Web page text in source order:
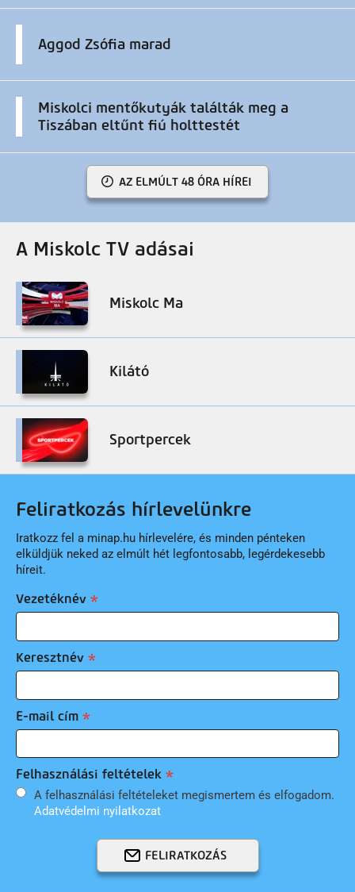
Aggod Zsófia marad
Miskolci mentőkutyák találták meg a
Tiszában eltűnt fiú holttestét
AZ ELMÚLT 48 ÓRA HÍREI
A Miskolc TV adásai
Miskolc Ma
Kilátó
Sportpercek
Feliratkozás hírlevelünkre
Iratkozz fel a minap.hu hírlevelére, és minden pénteken
elküldjük neked az elmúlt hét legfontosabb, legérdekesebb
híreit.
Vezetéknév
Keresztnév
E-mail cím
Felhasználási feltételek
A felhasználási feltételeket megismertem és elfogadom.
Adatvédelmi nyilatkozat
FELIRATKOZÁS